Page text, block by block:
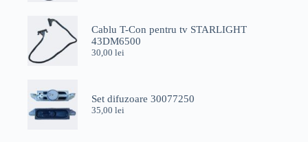
fost:
100,00 lei.
89,00 lei.
Cablu T-Con pentru tv STARLIGHT
43DM6500
30,00 lei
Set difuzoare 30077250
35,00 lei